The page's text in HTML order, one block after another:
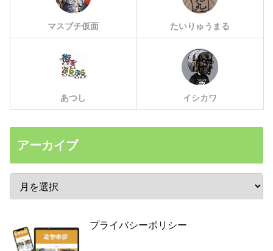
マスブチ仮面 たいりゅうまる
あつし イシカワ
アーカイブ
プライバシーポリシー